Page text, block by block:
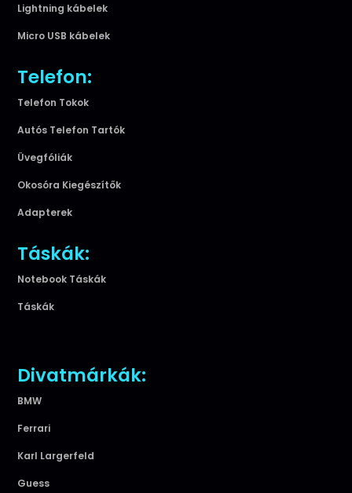
Lightning kábelek
Micro USB kábelek
Telefon:
Telefon Tokok
Autós Telefon Tartók
Üvegfóliák
Okosóra Kiegészítők
Adapterek
Táskák:
Notebook Táskák
Táskák
Divatmárkák:
BMW
Ferrari
Karl Largerfeld
Guess